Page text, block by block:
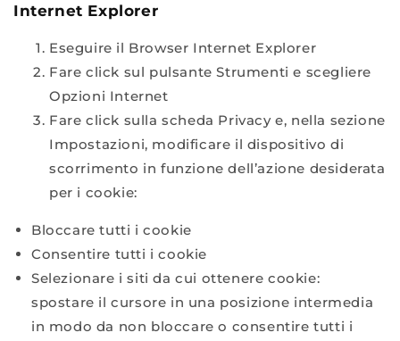
Internet Explorer
Eseguire il Browser Internet Explorer
Fare click sul pulsante Strumenti e scegliere
Opzioni Internet
Fare click sulla scheda Privacy e, nella sezione
Impostazioni, modificare il dispositivo di
scorrimento in funzione dell’azione desiderata
per i cookie:
Bloccare tutti i cookie
Consentire tutti i cookie
Selezionare i siti da cui ottenere cookie:
spostare il cursore in una posizione intermedia
in modo da non bloccare o consentire tutti i